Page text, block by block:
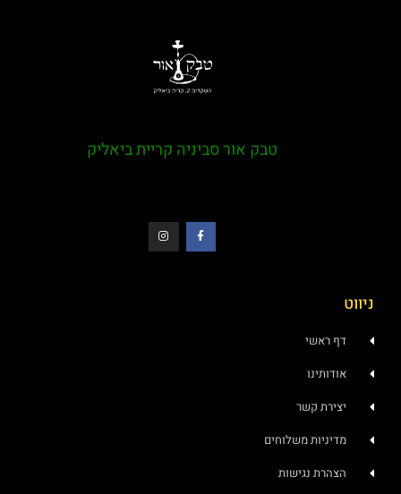
טבק אור סביניה קריית ביאליק
ניווט
דף ראשי
אודותינו
יצירת קשר
מדיניות משלוחים
הצהרת נגישות